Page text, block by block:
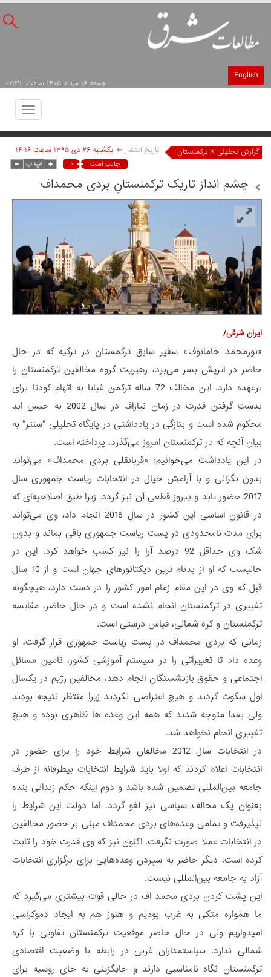
English
جمعه ۱۶ مرداد ۱۴۰۵ ساعت: ۰۲:۳۱
Toggle
گزارش تحلیلی > ترکمنستان تاریخ انتشار يکشنبه ۲۶ دی ۱۳۹۵ ساعت ۱۴:۱۶
جالب است ۰
چشم انداز تاریک ترکمنستانِ بردی محمداف
ایران شرقی/
«نورمحمد خامانوف» سفیر سابق ترکمستان در ترکیه که در حال
حاضر در اتریش بسر می‌برد، رهبریت گروه مخالفین ترکمنستان را
برعهده دارد. این مخالف 72 ساله ترکمن غیابا به اتهام کودتا برای
بدست گرفتن قدرت در زمان نیازاف در سال 2002 به حبس ابد
محکوم شده است و بتازگی در یادداشتی در پایگاه تحلیلی "سنتر" به
بیان آنچه که در ترکمنستان امروز می‌گذرد، پرداخته است.
در این یادداشت می‌خوانیم: «قربانقلی بردی محمداف» می‌تواند
بدون نگرانی و با آرامش خیال در انتخابات ریاست جمهوری سال
2017 حضور یابد و پیروز قطعی آن نیز گردد. زیرا طبق اصلاحیه‌ای که
در قانون اساسی این کشور در سال 2016 انجام داد، وی می‌تواند
برای مدت نامحدودی در پست ریاست جمهوری باقی بماند و بدون
شک وی حداقل 92 درصد آرا را نیز کسب خواهد کرد. این در
حالیست که او از بدنام ترین دیکتاتورهای جهان است و از 10 سال
قبل که وی در این مقام زمام امور کشور را در دست دارد، هیچگونه
تغییری در ترکمنستان انجام نشده است و در حال حاضر، مقایسه
ترکمنستان و کره شمالی، قیاس درستی است.
زمانی که بردی محمداف در پست ریاست جمهوری قرار گرفت، او
وعده داد تا تغییراتی را در سیستم آموزشی کشور، تامین مسائل
اجتماعی و حقوق بازنشستگان انجام دهد، مخالفین رژیم در یکسال
اول سکوت کردند و هیچ اعتراضی نکردند زیرا منتظر نتیجه بودند
ولی بعدا متوجه شدند که همه این وعده ها ظاهری بوده و هیچ
تغییری انجام نخواهد شد.
در انتخابات سال 2012 مخالفان شرایط خود را برای حضور در
انتخابات اعلام کردند که اولا باید شرایط انتخابات بیطرفانه از طرف
جامعه بین‌المللی تضمین شده باشد و دوم اینکه حکم زندانی بنده
بعنوان یک مخالف سیاسی نیز لغو گردد. اما دولت این شرایط را
نپذیرفت و تمامی وعده‌های بردی محمداف مبنی بر حضور مخالفین
در انتخابات عملا صورت نگرفت. اکنون نیز که وی قدرت خود را ثابت
کرده است، دیگر حاضر به سپردن وعده‌هایی برای برگزاری انتخابات
آزاد به جامعه بین‌المللی نیست.
این پشت کردن بردی محمد اف در حالی قوت بیشتری می‌گیرد که
ما همواره متکی به غرب بودیم و هنوز هم به ایجاد دموکراسی
امیدواریم ولی در حال حاضر موقعیت ترکمنستان تفاوتی با کره
شمالی ندارد. سیاستمداران غربی در رابطه با وضعیت اقتصادی
ترکمنستان نگاه نامناسبی دارند و جایگزینی به جای روسیه برای